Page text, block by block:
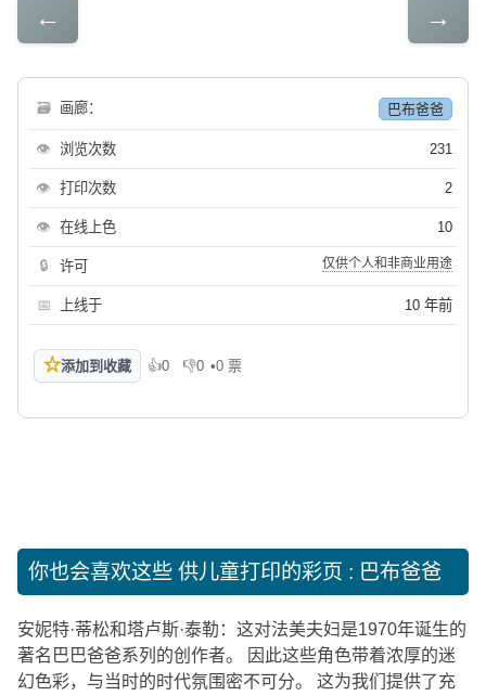
← →
🗃 画廊： 巴布爸爸
👁 浏览次数 231
👁 打印次数 2
👁 在线上色 10
🔒 许可 仅供个人和非商业用途
📅 上线于 10 年前
☆添加到收藏 👍0
喜欢 👎0
不喜欢
•0 票
你也会喜欢这些 供儿童打印的彩页 : 巴布爸爸
安妮特·蒂松和塔卢斯·泰勒：这对法美夫妇是1970年诞生的
著名巴巴爸爸系列的创作者。 因此这些角色带着浓厚的迷
幻色彩，与当时的时代氛围密不可分。 这为我们提供了充